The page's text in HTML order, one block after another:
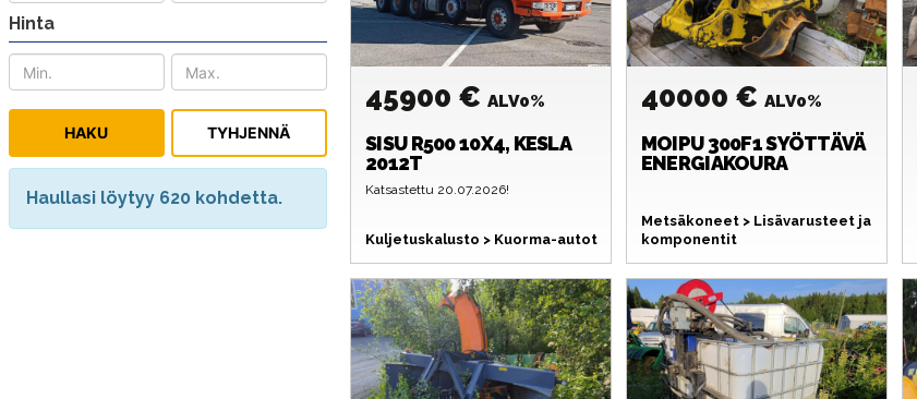
Hinta
Haullasi löytyy 620 kohdetta.
45900 €ALV0%
SISU R500 10X4, KESLA
2012T
Katsastettu 20.07.2026!
Kuljetuskalusto > Kuorma-autot
40000 € ALV0%
MOIPU300F1 SYÖTTÄVÄ
ENERGIAKOURA
Metsäkoneet > Lisävarusteet ja
komponentit